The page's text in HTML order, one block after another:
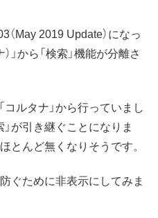
（ May 2019 Update）になっ
」から「検索」機能が分離さ
ルタナ」から行っていまし
が引き継ぐことになりま
とんど無くなりそうです。
ぐために非表示にしてみま